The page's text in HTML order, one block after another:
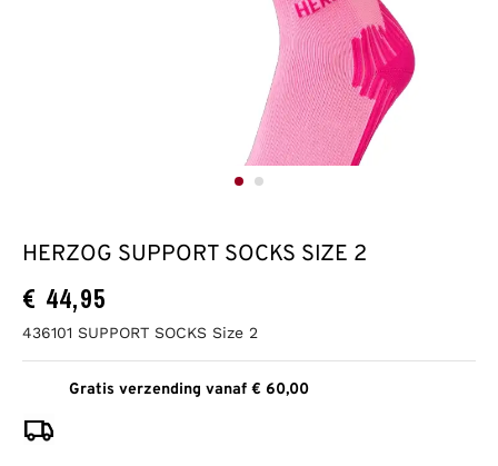
HERZOG SUPPORT SOCKS SIZE 2
€ 44,95
436101 SUPPORT SOCKS Size 2
Gratis verzending vanaf € 60,00